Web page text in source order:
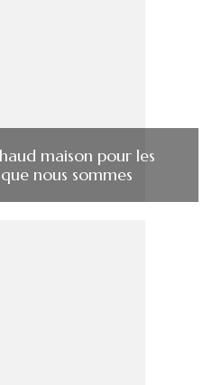
maison pour les
nous sommes